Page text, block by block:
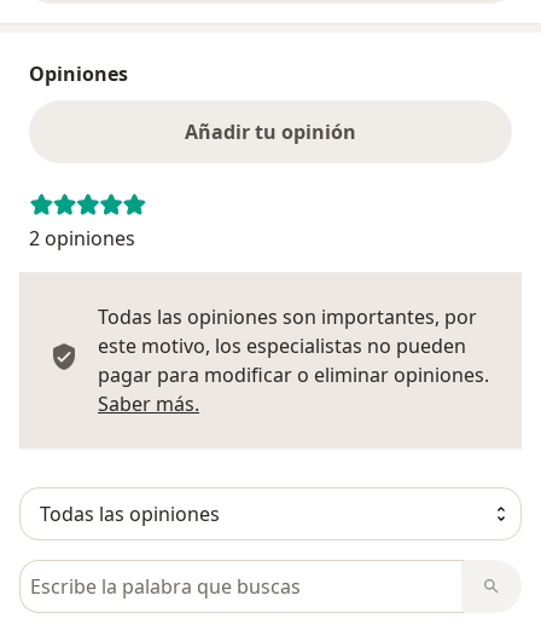
Opiniones
Añadir tu opinión
2 opiniones
Todas las opiniones son importantes, por
este motivo, los especialistas no pueden
pagar para modificar o eliminar opiniones.
Saber más.
Busca en opiniones